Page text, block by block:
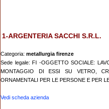
1-ARGENTERIA SACCHI S.R.L.
Categoria: metallurgia firenze
Sede legale: FI -OGGETTO SOCIALE:
MONTAGGIO DI ESSI SU VETRO,
ORNAMENTALI PER LE PERSONE E PER
Vedi scheda azienda